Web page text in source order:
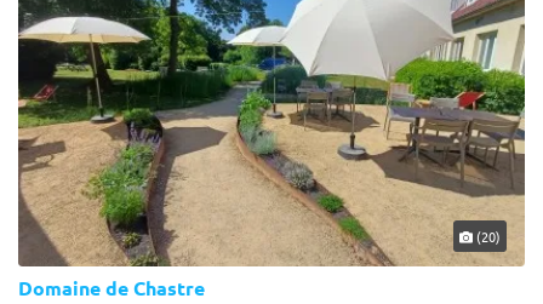
(20)
Domaine de Chastre